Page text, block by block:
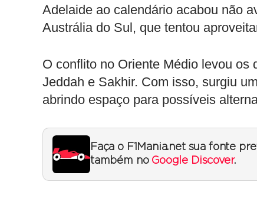
Adelaide ao calendário acabou não
Austrália do Sul, que tentou
O conflito no Oriente Médio levou os
Jeddah e Sakhir. Com isso, surgiu
abrindo espaço para possíveis
Faça o F1Mania.net sua fonte
também no Google Discover.